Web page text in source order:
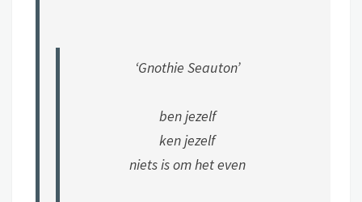
‘Gnothie Seauton’
ben jezelf
ken jezelf
niets is om het even